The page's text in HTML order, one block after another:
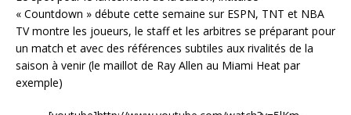
« Countdown » débute cette semaine sur ESPN, TNT et NBA
TV montre les joueurs, le staff et les arbitres se préparant pour
un match et avec des références subtiles aux rivalités de la
saison à venir (le maillot de Ray Allen au Miami Heat par
exemple)